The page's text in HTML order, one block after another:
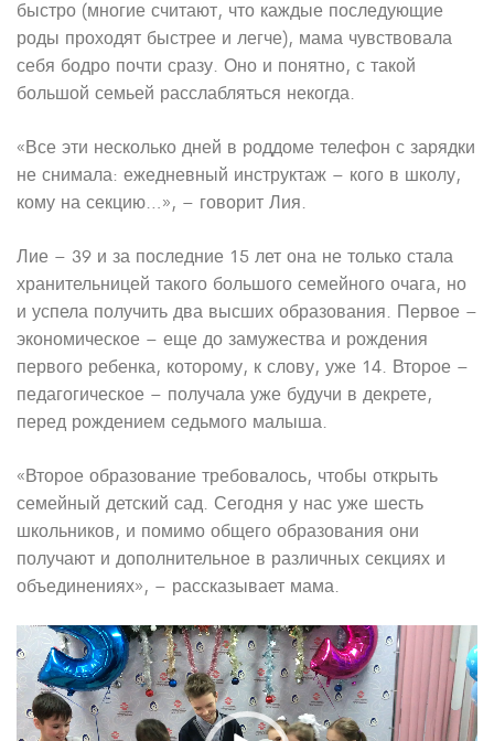
быстро (многие считают, что каждые последующие
роды проходят быстрее и легче), мама чувствовала
себя бодро почти сразу. Оно и понятно, с такой
большой семьей расслабляться некогда.
«Все эти несколько дней в роддоме телефон с зарядки
не снимала: ежедневный инструктаж – кого в школу,
кому на секцию…», – говорит Лия.
Лие – 39 и за последние 15 лет она не только стала
хранительницей такого большого семейного очага, но
и успела получить два высших образования. Первое –
экономическое – еще до замужества и рождения
первого ребенка, которому, к слову, уже 14. Второе –
педагогическое – получала уже будучи в декрете,
перед рождением седьмого малыша.
«Второе образование требовалось, чтобы открыть
семейный детский сад. Сегодня у нас уже шесть
школьников, и помимо общего образования они
получают и дополнительное в различных секциях и
объединениях», – рассказывает мама.
Видеоплеер